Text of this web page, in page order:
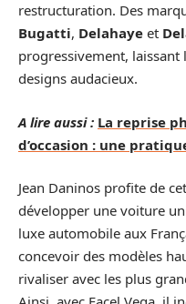
restructuration. Des
Bugatti, Delahaye et
progressivement, laissant
designs audacieux.
A lire aussi : La reprise
d’occasion : une
Jean Daninos profite de
développer une voiture
luxe automobile aux
concevoir des modèles
rivaliser avec les plus